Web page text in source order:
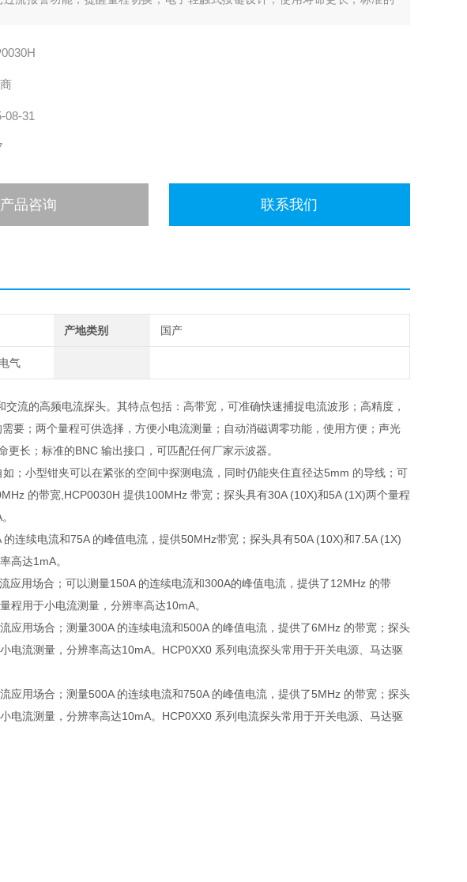
08-31
产品咨询 联系我们
产地类别 国产
气
交流的高频电流探头。其特点包括：高带宽，可准确快速捕捉电流波形；高精度，
要；两个量程可供选择，方便小电流测量；自动消磁调零功能，使用方便；声光
长；标准的BNC 输出接口，可匹配任何厂家示波器。
；小型钳夹可以在紧张的空间中探测电流，同时仍能夹住直径达5mm 的导线；可
的带宽 ,HCP0030H 提供100MHz 带宽；探头具有30A (10X)和5A (1X)两个量程
。
的连续电流和75A 的峰值电流，提供50MHz带宽；探头具有50A (10X)和7.5A (1X)
高达1mA。
应用场合；可以测量150A 的连续电流和300A的峰值电流，提供了12MHz 的带
量程用于小电流测量，分辨率高达10mA。
应用场合；测量300A 的连续电流和500A 的峰值电流，提供了6MHz 的带宽；探头
电流测量，分辨率高达10mA。 HCP0XX0 系列电流探头常用于开关电源、马达驱
应用场合；测量500A 的连续电流和750A 的峰值电流，提供了5MHz 的带宽；探头
电流测量，分辨率高达10mA。 HCP0XX0 系列电流探头常用于开关电源、马达驱